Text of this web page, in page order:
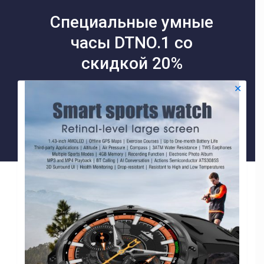
Специальные умные
часы DTNO.1 со
скидкой 20%
Shop Now
Filters
Товаров, соответствующих вашему
✕